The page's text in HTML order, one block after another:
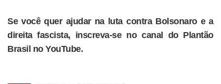
Se você quer ajudar na luta contra Bolsonaro e a
direita fascista, inscreva-se no canal do Plantão
Brasil no YouTube.